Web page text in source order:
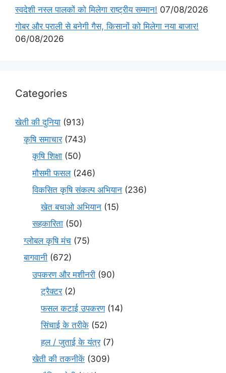
स्वदेशी नस्ल पालकों को मिलेगा राष्ट्रीय सम्मान! 07/08/2026
गोबर और पराली से बनेगी गैस, किसानों को मिलेगा नया बाजार!
06/08/2026
Categories
खेती की दुनिया (913)
कृषि समाचार(743)
कृषि शिक्षा (50)
मौसमी फसल(246)
विकसित कृषि संकल्प अभियान (236)
खेत बचाओ अभियान (15)
सहकारिता (50)
ग्लोबल कृषि मंच (75)
बागवानी (672)
उपकरण और मशीनरी (90)
ट्रैक्टर(2)
फसल कटाई उपकरण(14)
सिंचाई के तरीके (52)
हल / जुताई के यंत्र(7)
खेती की तकनीकें (309)